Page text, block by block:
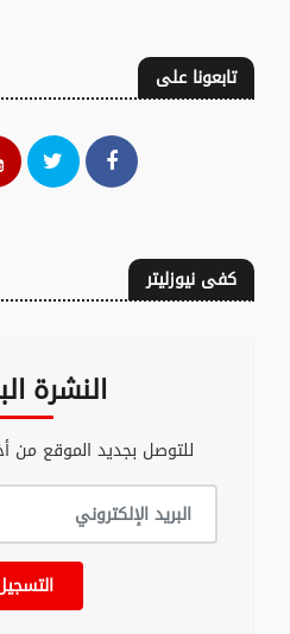
تابعونا على
كفى نيوزليتر
النشرة
للتوصل بجديد الموقع من